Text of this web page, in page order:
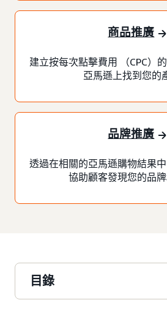
商品推廣
建立按每次點擊費用 （CPC）
亞馬遜上找到您的
品牌推廣
透過在相關的亞馬遜購物結果
協助顧客發現您的品牌
目錄